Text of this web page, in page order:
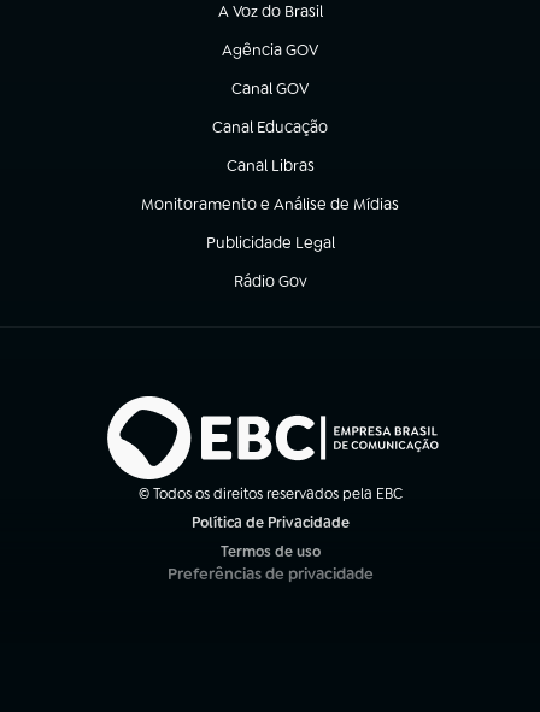
A Voz do Brasil
(abre em nova aba)
Agência GOV
(abre em nova aba)
Canal GOV
(abre em nova aba)
Canal Educação
(abre em nova aba)
Canal Libras
(abre em nova aba)
Monitoramento e Análise de Mídias
(abre em nova aba)
Publicidade Legal
(abre em nova aba)
Rádio Gov
(abre em nova aba)
© Todos os direitos reservados pela EBC
Política de Privacidade
Termos de uso
(abre em nova aba)
Preferências de privacidade